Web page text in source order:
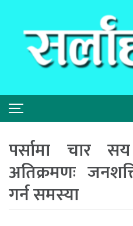
पर्सामा चार
अतिक्रमणः
गर्न समस्या